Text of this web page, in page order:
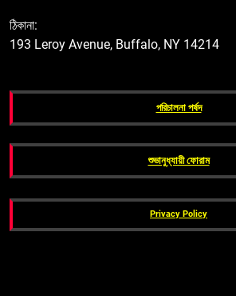
ঠিকানা:
193 Leroy Avenue, Buffalo, NY 14214
পরিচালনা পর্ষদ
শুভানুধ্যায়ী ফোরাম
Privacy Policy